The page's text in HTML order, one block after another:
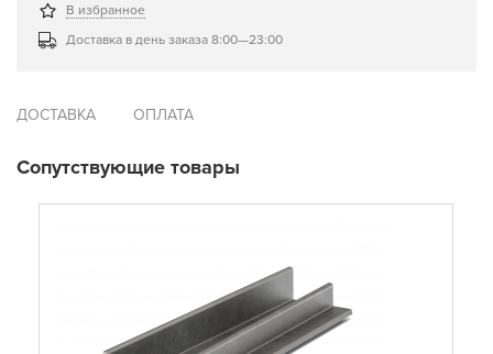
В избранное
Доставка в день заказа 8:00—23:00
ДОСТАВКА ОПЛАТА
Сопутствующие товары